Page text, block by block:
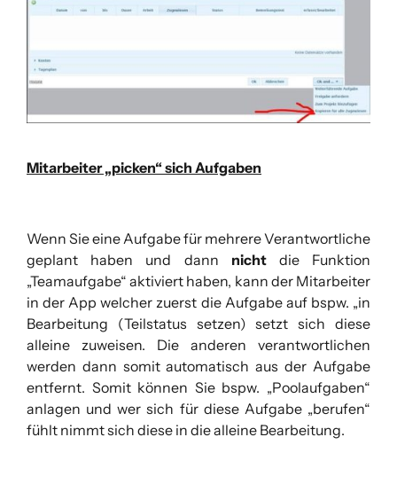
Mitarbeiter „picken“ sich Aufgaben
Wenn Sie eine Aufgabe für mehrere Verantwortliche
geplant haben und dann nichtdie Funktion
„Teamaufgabe“ aktiviert haben, kann der Mitarbeiter
in der App welcher zuerst die Aufgabe auf bspw. „in
Bearbeitung (Teilstatus setzen) setzt sich diese
alleine zuweisen. Die anderen verantwortlichen
werden dann somit automatisch aus der Aufgabe
entfernt. Somit können Sie bspw. „Poolaufgaben“
anlagen und wer sich für diese Aufgabe „berufen“
fühlt nimmt sich diese in die alleine Bearbeitung.